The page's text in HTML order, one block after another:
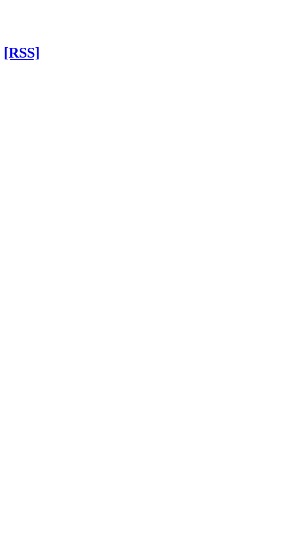
[RSS]